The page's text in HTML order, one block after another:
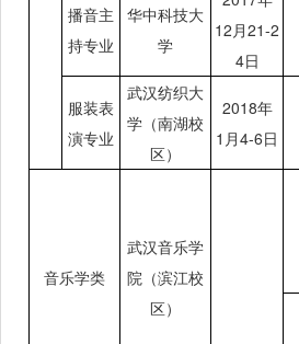
播音主
持专业
华中科技大
学
12月21-2
4日
服装表
演专业
武汉纺织大
学（南湖校
区）
2018年
1月4-6日
音乐学类
武汉音乐学
院（滨江校
区）